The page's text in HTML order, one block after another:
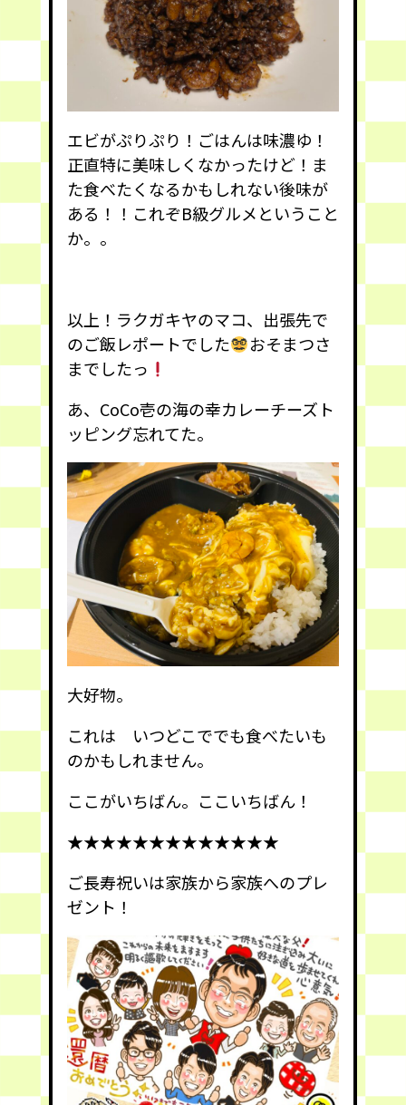
エビがぷりぷり！ごはんは味濃ゆ！
正直特に美味しくなかったけど！ま
た食べたくなるかもしれない後味が
ある！！これぞB級グルメということ
か。。
以上！ラクガキヤのマコ、出張先で
のご飯レポートでした
おそまつさ
までしたっ
あ、CoCo壱の海の幸カレーチーズト
ッピング忘れてた。
大好物。
これは いつどこででも食べたいも
のかもしれません。
ここがいちばん。ここいちばん！
★★★★★★★★★★★★★
ご長寿祝いは家族から家族へのプレ
ゼント！